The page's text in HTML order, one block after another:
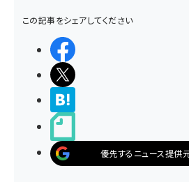
この記事をシェアしてください
優先するニュース提供